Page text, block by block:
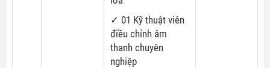
✓ 01 Kỹ thuật viên
điều chỉnh âm
thanh chuyên
nghiệp